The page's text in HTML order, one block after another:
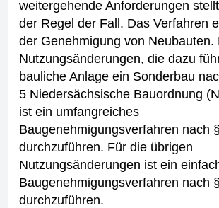
weitergehende Anforderungen
der Regel der Fall. Das Verfahren
der Genehmigung von Neubauten.
Nutzungsänderungen, die dazu
bauliche Anlage ein Sonderbau
5 Niedersächsische Bauordnung
ist ein umfangreiches
Baugenehmigungsverfahren nach
durchzuführen. Für die übrigen
Nutzungsänderungen ist ein
Baugenehmigungsverfahren nach
durchzuführen.